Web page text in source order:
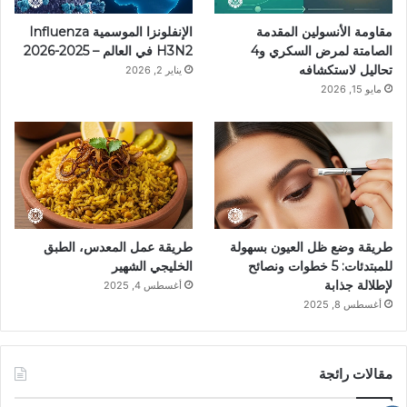
ي
م
k
مقاومة الأنسولين المقدمة
الصامتة لمرض السكري و4
تحاليل لاستكشافه
مايو 15, 2026
الإنفلونزا الموسمية Influenza
H3N2 في العالم – 2025-2026
يناير 2, 2026
طريقة وضع ظل العيون بسهولة
للمبتدئات: 5 خطوات ونصائح
لإطلالة جذابة
أغسطس 8, 2025
طريقة عمل المعدس، الطبق
الخليجي الشهير
أغسطس 4, 2025
مقالات رائجة